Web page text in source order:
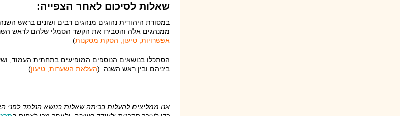
שאלות לסיכום לאחר הצפייה:
במסורת היהודית נהוגים מנהגים רבים ושונים בראש
ממנהגים אלה והסבירו את הקשר הסמלי שלהם לראש
אפשרויות, טיעון, הסקת מסקנות)
הסתכלו בנושאים הנוספים המופיעים בתחתית העמוד,
ביניהם ובין ראש השנה. (העלאת השערות, טיעון)
אנו ממליצים להעלות בכיתה שאלות בנושא הנלמד לפני